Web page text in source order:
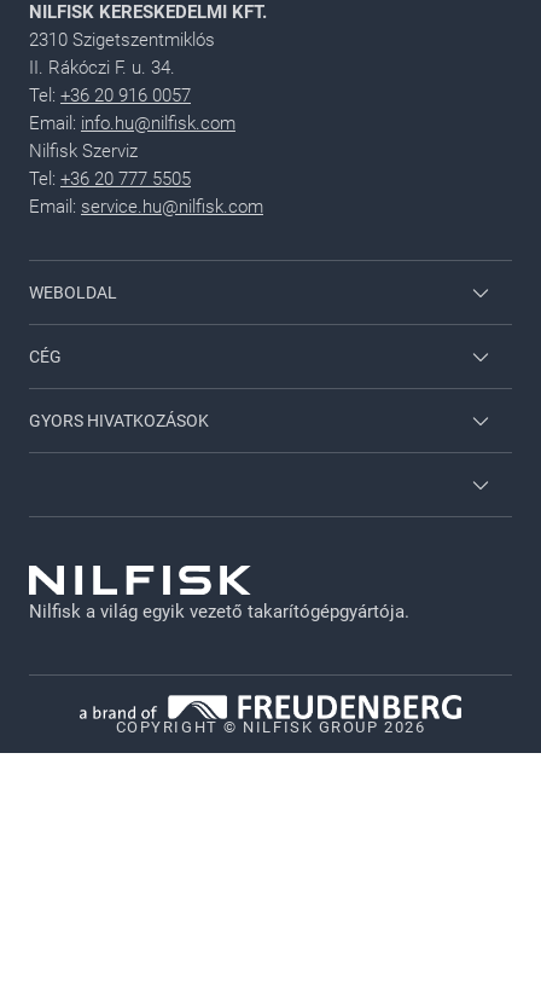
NILFISK KERESKEDELMI KFT.
2310 Szigetszentmiklós
II. Rákóczi F. u. 34.
Tel: +36 20 916 0057
Email: info.hu@nilfisk.com
Nilfisk Szerviz
Tel: +36 20 777 5505
Email: service.hu@nilfisk.com
WEBOLDAL
Nilfisk Háztartási
Viper
CÉG
A Nilfiskről
GYORS HIVATKOZÁSOK
Katalógusok
Jogi nyilatkozat
Adatvédelmi irányelvek
Süti szabályzat
Vulnerability Disclosure Policy
Nilfisk a világ egyik vezető takarítógépgyártója.
COPYRIGHT © NILFISK GROUP 2026